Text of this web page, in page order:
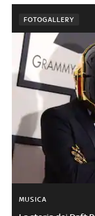
FOTOGALLERY
MUSICA